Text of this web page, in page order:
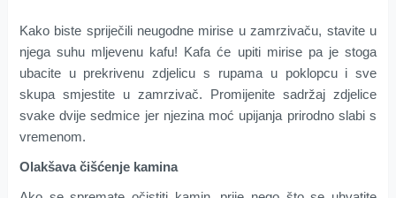
Kako biste spriječili neugodne mirise u zamrzivaču, stavite u
njega suhu mljevenu kafu! Kafa će upiti mirise pa je stoga
ubacite u prekrivenu zdjelicu s rupama u poklopcu i sve
skupa smjestite u zamrzivač. Promijenite sadržaj zdjelice
svake dvije sedmice jer njezina moć upijanja prirodno slabi s
vremenom.
Olakšava čišćenje kamina